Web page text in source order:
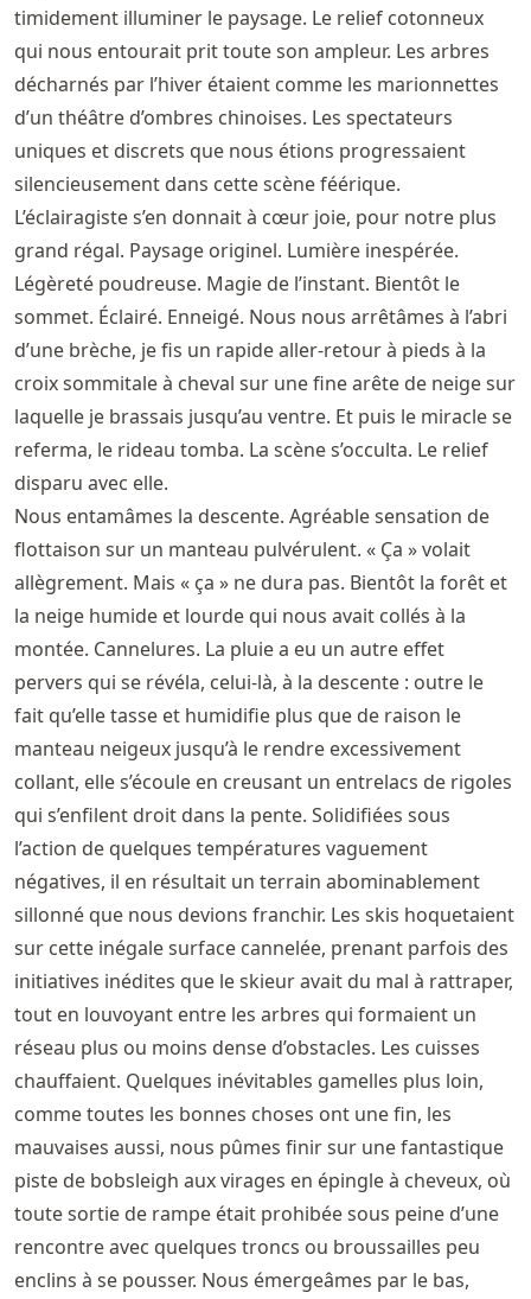
timidement illuminer le paysage. Le relief cotonneux
qui nous entourait prit toute son ampleur. Les arbres
décharnés par l’hiver étaient comme les marionnettes
d’un théâtre d’ombres chinoises. Les spectateurs
uniques et discrets que nous étions progressaient
silencieusement dans cette scène féérique.
L’éclairagiste s’en donnait à cœur joie, pour notre plus
grand régal. Paysage originel. Lumière inespérée.
Légèreté poudreuse. Magie de l’instant. Bientôt le
sommet. Éclairé. Enneigé. Nous nous arrêtâmes à l’abri
d’une brèche, je fis un rapide aller-retour à pieds à la
croix sommitale à cheval sur une fine arête de neige sur
laquelle je brassais jusqu’au ventre. Et puis le miracle se
referma, le rideau tomba. La scène s’occulta. Le relief
disparu avec elle.
Nous entamâmes la descente. Agréable sensation de
flottaison sur un manteau pulvérulent. « Ça » volait
allègrement. Mais « ça » ne dura pas. Bientôt la forêt et
la neige humide et lourde qui nous avait collés à la
montée. Cannelures. La pluie a eu un autre effet
pervers qui se révéla, celui-là, à la descente : outre le
fait qu’elle tasse et humidifie plus que de raison le
manteau neigeux jusqu’à le rendre excessivement
collant, elle s’écoule en creusant un entrelacs de rigoles
qui s’enfilent droit dans la pente. Solidifiées sous
l’action de quelques températures vaguement
négatives, il en résultait un terrain abominablement
sillonné que nous devions franchir. Les skis hoquetaient
sur cette inégale surface cannelée, prenant parfois des
initiatives inédites que le skieur avait du mal à rattraper,
tout en louvoyant entre les arbres qui formaient un
réseau plus ou moins dense d’obstacles. Les cuisses
chauffaient. Quelques inévitables gamelles plus loin,
comme toutes les bonnes choses ont une fin, les
mauvaises aussi, nous pûmes finir sur une fantastique
piste de bobsleigh aux virages en épingle à cheveux, où
toute sortie de rampe était prohibée sous peine d’une
rencontre avec quelques troncs ou broussailles peu
enclins à se pousser. Nous émergeâmes par le bas,